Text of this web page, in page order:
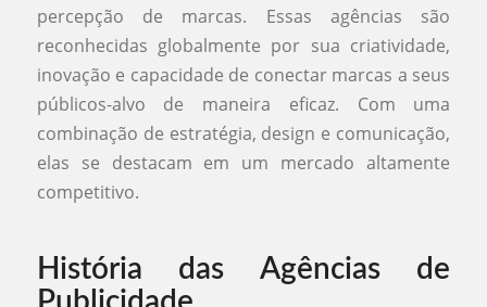
percepção de marcas. Essas agências são
reconhecidas globalmente por sua criatividade,
inovação e capacidade de conectar marcas a seus
públicos-alvo de maneira eficaz. Com uma
combinação de estratégia, design e comunicação,
elas se destacam em um mercado altamente
competitivo.
História das Agências de